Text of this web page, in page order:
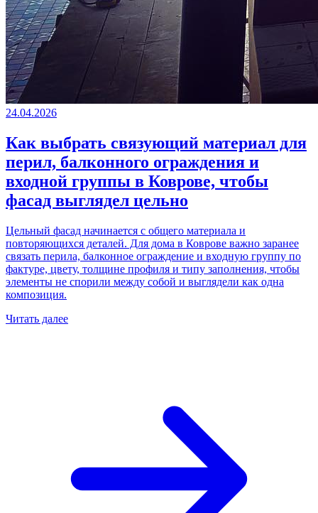
24.04.2026
Как выбрать связующий материал для
перил, балконного ограждения и
входной группы в Коврове, чтобы
фасад выглядел цельно
Цельный фасад начинается с общего материала и
повторяющихся деталей. Для дома в Коврове важно заранее
связать перила, балконное ограждение и входную группу по
фактуре, цвету, толщине профиля и типу заполнения, чтобы
элементы не спорили между собой и выглядели как одна
композиция.
Читать далее